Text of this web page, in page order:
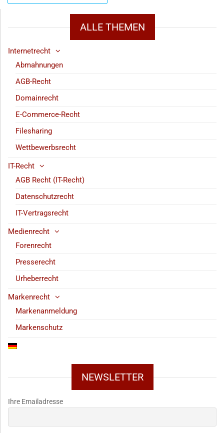
ALLE THEMEN
Internetrecht
Abmahnungen
AGB-Recht
Domainrecht
E-Commerce-Recht
Filesharing
Wettbewerbsrecht
IT-Recht
AGB Recht (IT-Recht)
Datenschutzrecht
IT-Vertragsrecht
Medienrecht
Forenrecht
Presserecht
Urheberrecht
Markenrecht
Markenanmeldung
Markenschutz
NEWSLETTER
Ihre Emailadresse